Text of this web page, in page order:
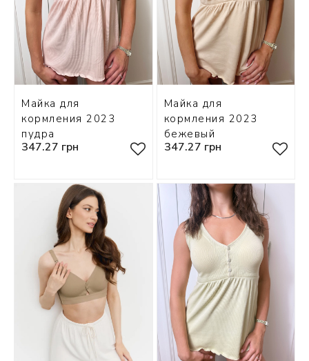
Майка для
кормления 2023
пудра
347.27 грн
Майка для
кормления 2023
бежевый
347.27 грн